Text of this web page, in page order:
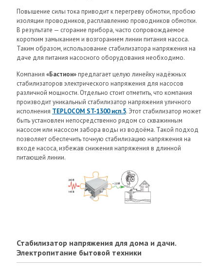
Повышение силы тока приводит к перегреву обмотки, пробою
изоляции проводников, расплавлению проводников обмотки.
В результате — сгорание прибора, часто сопровождаемое
коротким замыканием и возгоранием линии питания насоса.
Таким образом, использование стабилизатора напряжения на
даче для питания насосного оборудования необходимо.
Компания «Бастион» предлагает целую линейку надёжных
стабилизаторов электрического напряжения для насосов
различной мощности. Отдельно стоит отметить, что компания
производит уникальный стабилизатор напряжения уличного
исполнения TEPLOCOM ST-1300 исп.5. Этот стабилизатор может
быть установлен непосредственно рядом со скважинным
насосом или насосом забора воды из водоёма. Такой подход
позволяет обеспечить точную стабилизацию напряжения на
входе насоса, избежав снижения напряжения в длинной
питающей линии.
Стабилизатор напряжения для дома и дачи.
Электропитание бытовой техники